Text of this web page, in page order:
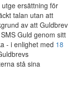
ersättning för
talan utan att
av att Guldbrev
Guld genom sitt
- i enlighet med 18
stå sina